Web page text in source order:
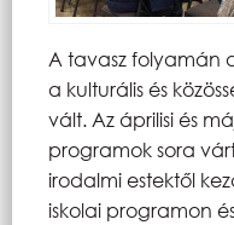
A tavasz folyamán
a kulturális és
vált. Az áprilisi és
programok sora
irodalmi estektől
iskolai programon